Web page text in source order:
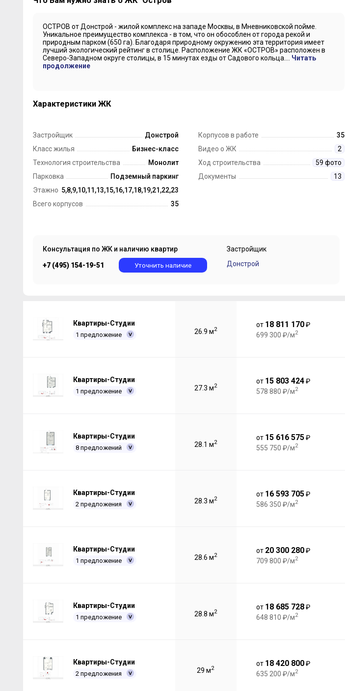
ОСТРОВ от Донстрой - жилой комплекс на западе Москвы, в Мневниковской пойме.
Уникальное преимущество комплекса - в том, что он обособлен от города рекой и
природным парком (650 га). Благодаря природному окружению эта территория имеет
лучший экологический рейтинг в столице. Расположение ЖК «ОСТРОВ» расположен в
Северо-Западном округе столицы, в 15 минутах езды от Садового кольца.... Читать
продолжение
Характеристики ЖК
Застройщик
Донстрой
Класс жилья
Бизнес-класс
Технология строительства
Монолит
Парковка
Подземный паркинг
Этажность ЖК5,8,9,10,11,13,15,16,17,18,19,21,22,23
Всего корпусов
35
Корпусов в работе
35
Видео о ЖК
2
Ход строительства
59 фото
Документы
13
Консультация по ЖК и наличию квартир
+7 (495) 154-19-51 Уточнить наличие
Застройщик
Донстрой
Квартиры-Студии
1 предложение 26.9 м2
от 18 811 170₽
699 300 ₽/м2
Квартиры-Студии
1 предложение 27.3 м2
от 15 803 424₽
578 880 ₽/м2
Квартиры-Студии
8 предложений 28.1 м2
от 15 616 575₽
555 750 ₽/м2
Квартиры-Студии
2 предложения 28.3 м2
от 16 593 705₽
586 350 ₽/м2
Квартиры-Студии
1 предложение 28.6 м2
от 20 300 280₽
709 800 ₽/м2
Квартиры-Студии
1 предложение 28.8 м2
от 18 685 728₽
648 810 ₽/м2
Квартиры-Студии
2 предложения 29 м2
от 18 420 800₽
635 200 ₽/м2